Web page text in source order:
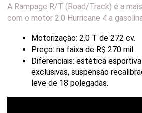
A Rampage R/T (Road/Track) é a
com o motor 2.0 Hurricane 4 a
Motorização: 2.0 T de 272 cv.
Preço: na faixa de R$ 270 mil.
Diferenciais: estética
exclusivas, suspensão
leve de 18 polegadas.